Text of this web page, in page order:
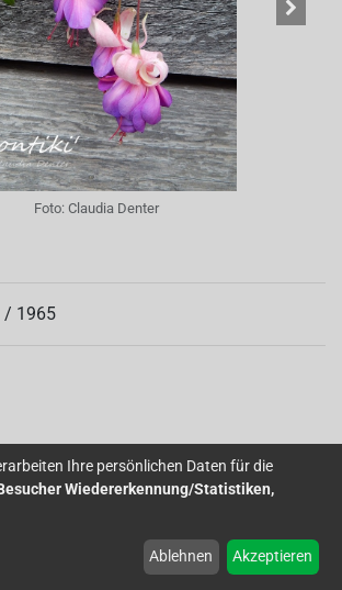
Foto: Claudia Denter
/ 1965
weiß
hin helllila
Ihre persönlichen Daten für die
Wiedererkennung/Statistiken,
Ablehnen Akzeptieren